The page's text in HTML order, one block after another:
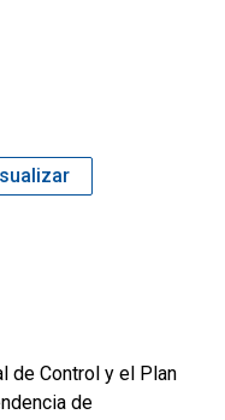
de Control y el Plan
de